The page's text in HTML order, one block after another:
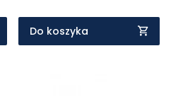
Do koszyka